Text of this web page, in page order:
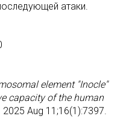
атаки.
element "Inocle"
capacity of the human
Aug 11;16(1):7397.